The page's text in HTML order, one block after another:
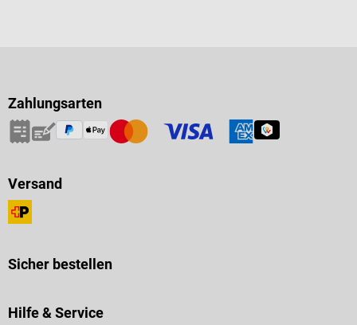
Zahlungsarten
Versand
Sicher bestellen
Hilfe & Service